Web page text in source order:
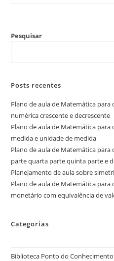
Pesquisar
Posts recentes
Plano de aula de Matemática para
numérica crescente e decrescente
Plano de aula de Matemática para
medida e unidade de medida
Plano de aula de Matemática para
parte quarta parte quinta parte e
Planejamento de aula sobre
Plano de aula de Matemática para
monetário com equivalência de
Categorias
Biblioteca Ponto do Conhecimento